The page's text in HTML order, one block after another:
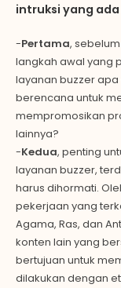
intruksi yang
-Pertama,
langkah awal yang
layanan buzzer
berencana untuk
mempromosikan
lainnya?
-Kedua, penting
layanan buzzer,
harus dihormati.
pekerjaan yang
Agama, Ras, dan
konten lain yang
bertujuan untuk
dilakukan dengan